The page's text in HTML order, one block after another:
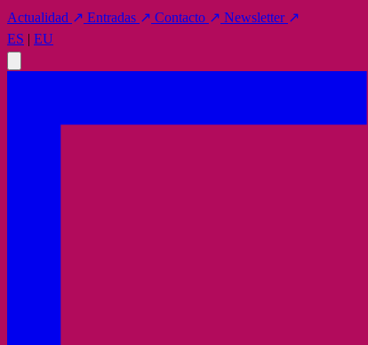
Actualidad ↗ Entradas ↗ Contacto ↗ Newsletter ↗
ES | EU